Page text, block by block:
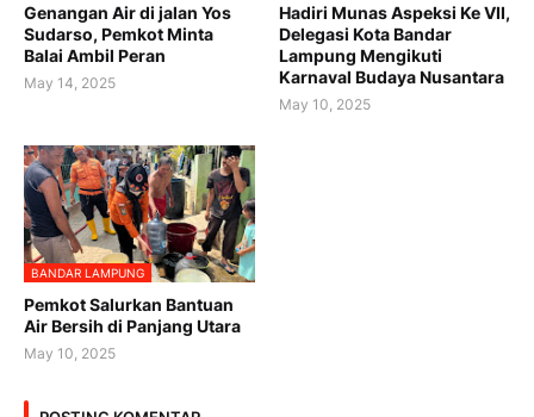
Genangan Air di jalan Yos
Sudarso, Pemkot Minta
Balai Ambil Peran
May 14, 2025
Hadiri Munas Aspeksi Ke VII,
Delegasi Kota Bandar
Lampung Mengikuti
Karnaval Budaya Nusantara
May 10, 2025
BANDAR LAMPUNG
Pemkot Salurkan Bantuan
Air Bersih di Panjang Utara
May 10, 2025